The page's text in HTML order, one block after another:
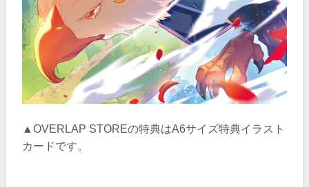
▲OVERLAP STOREの特典はA6サイズ特典イラスト
カードです。